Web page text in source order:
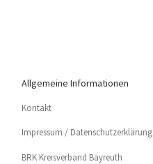
Allgemeine Informationen
Kon­takt
Impres­sum / Datenschutzerklärung
BRK Kreis­ver­band Bayreuth